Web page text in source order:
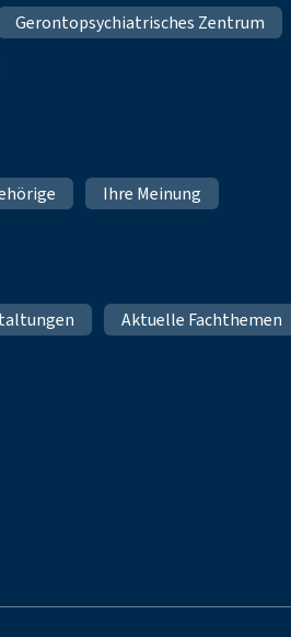
Gerontopsychiatrisches Zentrum
Ihre Meinung
Aktuelle Fachthemen